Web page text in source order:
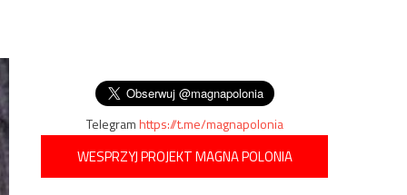
Telegramhttps://t.me/magnapolonia
WESPRZYJ PROJEKT MAGNA POLONIA